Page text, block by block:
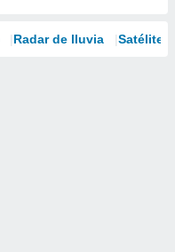
Radar de lluvia Satélites